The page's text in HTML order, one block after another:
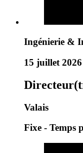
Ingénierie &
15 juillet 2026
Valais
Fixe - Temps